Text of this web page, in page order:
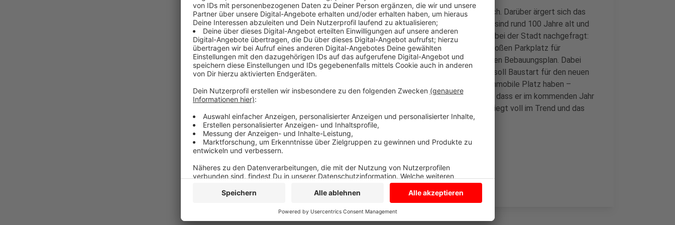
Das sieht nicht schön aus und ist alles andere als umweltfreundlich. Darüber ärgert sich das
Klimaforum und fragt, was das soll! Es geht um sechs Bäume, sie sind rund 100 Jahre alt und
gesund gewesen. Warum mussten sie weichen? Wir haben für Sie bei der Stadt nachgefragt:
Wo die Bäume standen, soll künftig die Zufahrt zu einem neuen großen Parkplatz für
Wohnmobile sein. Derzeit arbeitet sie noch an dem entsprechenden Bebauungsplan. Dabei
handelt es sich aber nur um eine reine Formsache. In diesem Jahr soll Baustart für den neuen
großen Parkplatz sein. In einem ersten Schritt sollen hier 30 Wohnmobile Platz haben –
geplant ist er für insgesamt 50 Mobile. Die Stadt geht davon aus, dass er im kommenden Jahr
zur Sommersaison an den Start geht. Urlaub mit dem Wohnmobil liegt voll im Trend und das
Projekt soll mehr Touristen bringen.
Die Stadt will neue Bäume in dem Bereich pflanzen.